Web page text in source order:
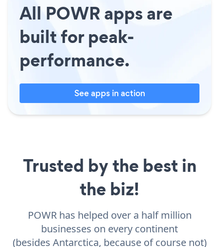
All POWR apps are
built for peak-
performance.
See apps in action
Trusted by the best in
the biz!
POWR has helped over a half million
businesses on every continent
(besides Antarctica, because of course not)